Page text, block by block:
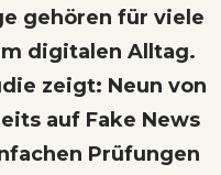
gehören für viele
digitalen Alltag.
zeigt: Neun von
auf Fake News
Prüfungen